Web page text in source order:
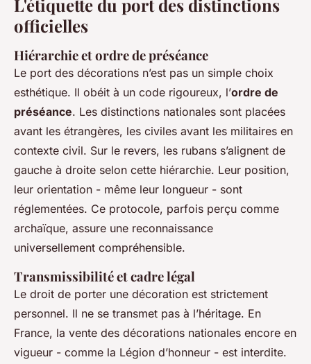
L'étiquette du port des distinctions
officielles
Hiérarchie et ordre de préséance
Le port des décorations n’est pas un simple choix
esthétique. Il obéit à un code rigoureux, l’ordre de
préséance. Les distinctions nationales sont placées
avant les étrangères, les civiles avant les militaires en
contexte civil. Sur le revers, les rubans s’alignent de
gauche à droite selon cette hiérarchie. Leur position,
leur orientation - même leur longueur - sont
réglementées. Ce protocole, parfois perçu comme
archaïque, assure une reconnaissance
universellement compréhensible.
Transmissibilité et cadre légal
Le droit de porter une décoration est strictement
personnel. Il ne se transmet pas à l’héritage. En
France, la vente des décorations nationales encore en
vigueur - comme la Légion d’honneur - est interdite.